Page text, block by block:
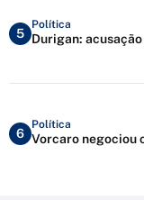
5
Política
Durigan:
6
Política
Vorcaro negociou